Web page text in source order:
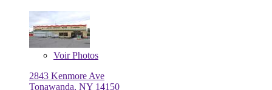
VoirPhotos
2843 Kenmore Ave
Tonawanda, NY 14150